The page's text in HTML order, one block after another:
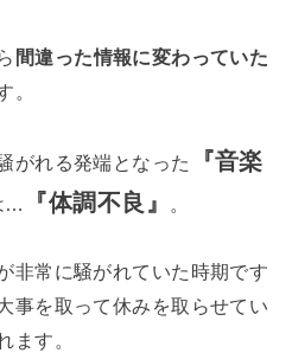
間違った情報に変わっていた
。
がれる発端となった
『音楽
… 『体調不良』 。
非常に騒がれていた時期です
事を取って休みを取らせてい
ます。